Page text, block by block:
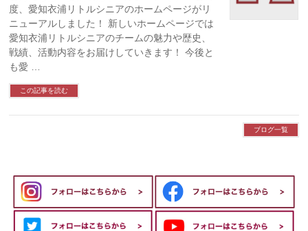
度、愛知衣浦リトルシニアのホームページがリ
ニューアルしました！ 新しいホームページでは
愛知衣浦リトルシニアのチームの魅力や歴史、
戦績、活動内容をお届けしていきます！ 今後と
も愛 …
この記事を読む
ブログ一覧